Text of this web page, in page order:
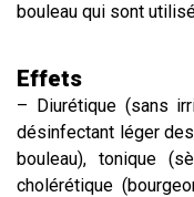
bouleau qui sont
Effets
– Diurétique (sans
désinfectant léger
bouleau), tonique
cholérétique